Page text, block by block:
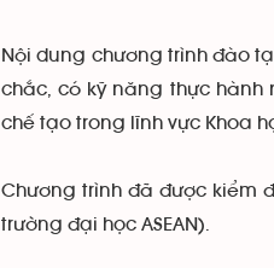
Nội dung chương trình đào
chắc, có kỹ năng thực
chế tạo trong lĩnh vực Khoa
Chương trình đã được kiểm
trường đại học ASEAN).